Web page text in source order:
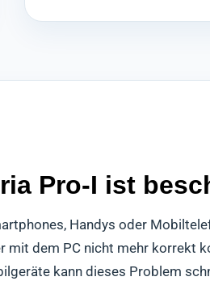
Pro-I ist
Handys oder
mit dem PC nicht mehr korrekt
kann dieses Problem